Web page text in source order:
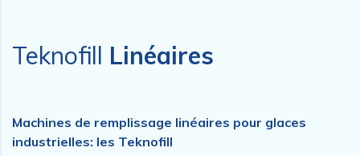
Teknofill Linéaires
Machines de remplissage linéaires pour glaces
industrielles: les Teknofill